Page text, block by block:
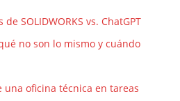
SOLIDWORKS vs. ChatGPT
no son lo mismo y cuándo
oficina técnica en tareas